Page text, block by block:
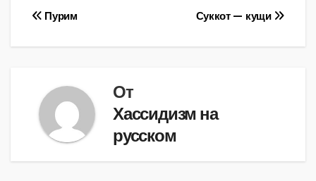
Навигация
по
Суккот — кущи
Пурим
От
Хассидизм на
русском